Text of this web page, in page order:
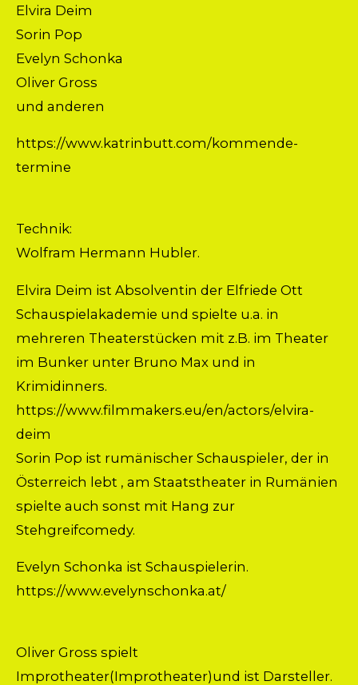
Elvira Deim
Sorin Pop
Evelyn Schonka
Oliver Gross
und anderen
https://www.katrinbutt.com/kommende-
termine
Technik:
Wolfram Hermann Hubler.
Elvira Deim ist Absolventin der Elfriede Ott
Schauspielakademie und spielte u.a. in
mehreren Theaterstücken mit z.B. im Theater
im Bunker unter Bruno Max und in
Krimidinners.
https://www.filmmakers.eu/en/actors/elvira-
deim
Sorin Pop ist rumänischer Schauspieler, der in
Österreich lebt , am Staatstheater in Rumänien
spielte auch sonst mit Hang zur
Stehgreifcomedy.
Evelyn Schonka ist Schauspielerin.
https://www.evelynschonka.at/
Oliver Gross spielt
Improtheater(Improtheater)und ist Darsteller.